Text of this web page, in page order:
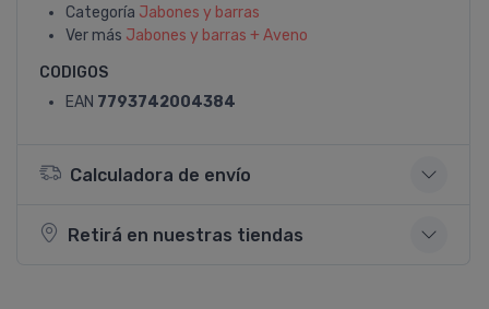
Categoría Jabones y barras
Ver más Jabones y barras + Aveno
CODIGOS
EAN 7793742004384
Calculadora de envío
Retirá en nuestras tiendas